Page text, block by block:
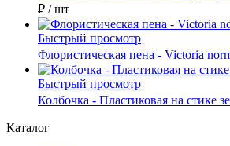
₽ / шт
Быстрый просмотр
Флористическая пена - Victoria
Быстрый просмотр
Колбочка - Пластиковая на стике
Каталог